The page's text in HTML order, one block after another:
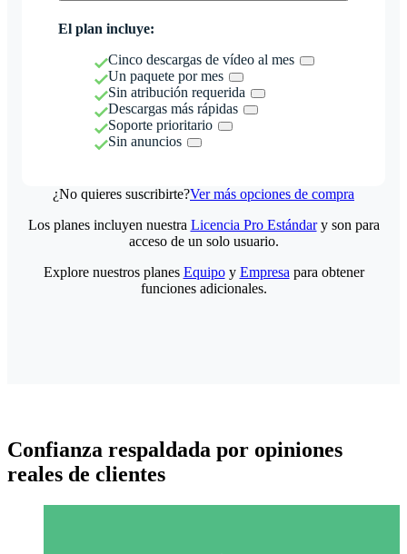
El plan incluye:
Cinco descargas de vídeo al mes
Un paquete por mes
Sin atribución requerida
Descargas más rápidas
Soporte prioritario
Sin anuncios
¿No quieres suscribirte?Ver más opciones de compra
Los planes incluyen nuestra Licencia Pro Estándary son para
acceso de un solo usuario.
Explore nuestros planes Equipoy Empresa para obtener
funciones adicionales.
Confianza respaldada por opiniones
reales de clientes